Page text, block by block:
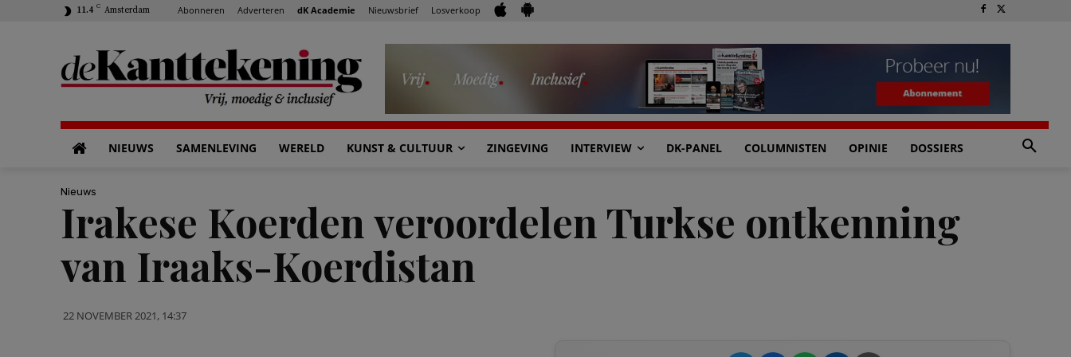
11.4 C Amsterdam Abonneren Adverteren dK Academie Nieuwsbrief Losverkoop
NIEUWS SAMENLEVING WERELD KUNST & CULTUUR ZINGEVING INTERVIEW DK-PANEL COLUMNISTEN OPINIE DOSSIERS
Nieuws
Irakese Koerden veroordelen Turkse ontkenning
van Iraaks-Koerdistan
22 NOVEMBER 2021, 14:37